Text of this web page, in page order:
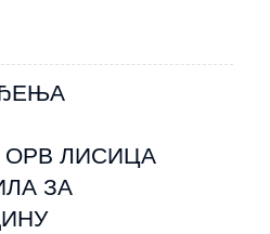
ЛИСИЦА
ЗА